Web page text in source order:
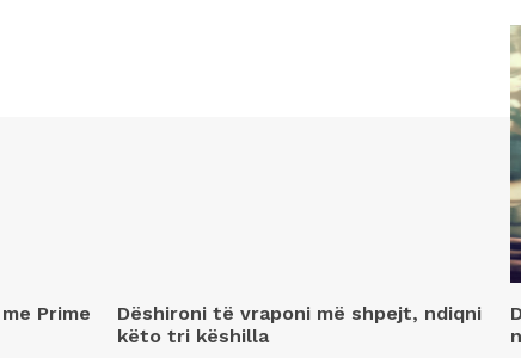
Prime
Dëshironi të vraponi më shpejt, ndiqni
këto tri këshilla